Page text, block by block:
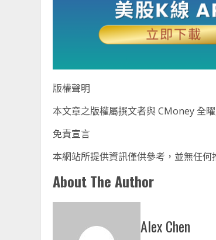
版權聲明
本文章之版權屬撰文者與 CMoney 全
免責宣言
本網站所提供資訊僅供參考，並無任
About The Author
Alex Chen